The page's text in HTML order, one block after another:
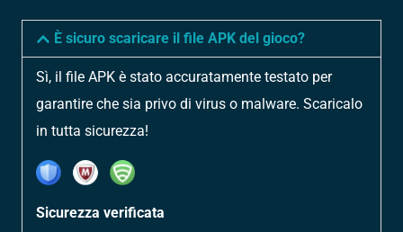
È sicuro scaricare il file APK del gioco?
Sì, il file APK è stato accuratamente testato per
garantire che sia privo di virus o malware. Scaricalo
in tutta sicurezza!
Sicurezza verificata